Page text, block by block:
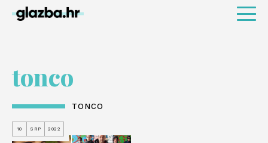
tonco
TONCO
10 SRP 2022